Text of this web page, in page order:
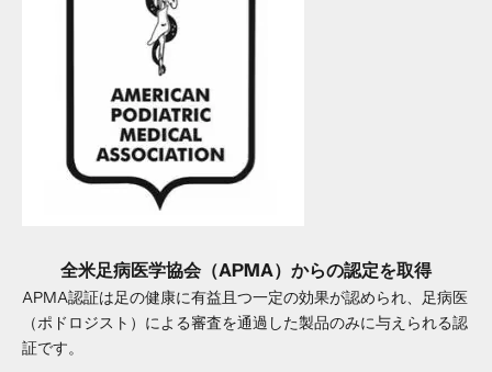
全米足病医学協会（APMA）からの認定を取得
APMA認証は足の健康に有益且つ一定の効果が認められ、足病医
（ポドロジスト）による審査を通過した製品のみに与えられる認
証です。